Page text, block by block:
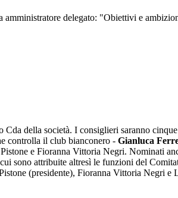
delegato: "Obiettivi e
della società. I consiglieri saranno
controlla il club bianconero - Gianluca
e Fioranna Vittoria Negri. Nominati
sono attribuite altresì le funzioni del
(presidente), Fioranna Vittoria Negri e